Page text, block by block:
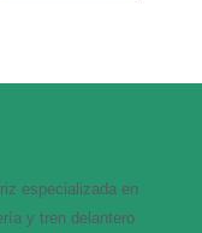
especializada en
y tren delantero